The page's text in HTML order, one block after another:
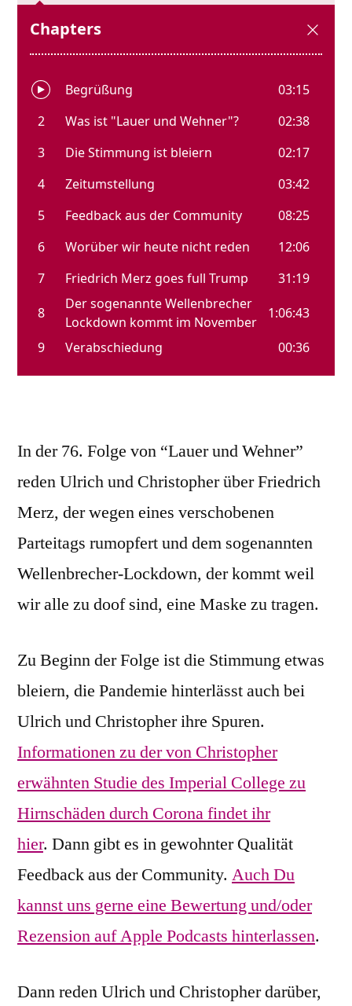
In der 76. Folge von “Lauer und Wehner”
reden Ulrich und Christopher über Friedrich
Merz, der wegen eines verschobenen
Parteitags rumopfert und dem sogenannten
Wellenbrecher-Lockdown, der kommt weil
wir alle zu doof sind, eine Maske zu tragen.
Zu Beginn der Folge ist die Stimmung etwas
bleiern, die Pandemie hinterlässt auch bei
Ulrich und Christopher ihre Spuren.
Informationen zu der von Christopher
erwähnten Studie des Imperial College zu
Hirnschäden durch Corona findet ihr
hier. Dann gibt es in gewohnter Qualität
Feedback aus der Community. Auch Du
kannst uns gerne eine Bewertung und/oder
Rezension auf Apple Podcasts hinterlassen.
Dann reden Ulrich und Christopher darüber,